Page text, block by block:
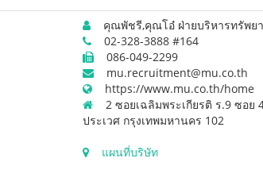
คุณพัชรี,คุณโอ๋ ฝ่ายบริหารทรัพย
02-328-3888 #164
086-049-2299
mu.recruitment@mu.co.th
https://www.mu.co.th/home
2 ซอยเฉลิมพระเกียรติ ร.9 ซอย
ประเวศ กรุงเทพมหานคร 102
แผนที่บริษัท